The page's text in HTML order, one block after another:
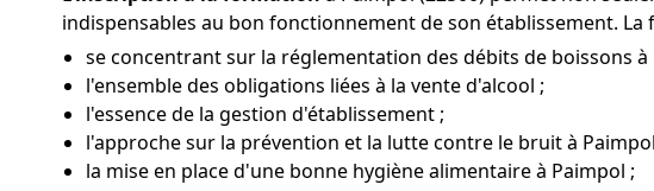
indispensables au bon fonctionnement de son établissement.
se concentrant sur la réglementation des débits de boissons à
l'ensemble des obligations liées à la vente d'alcool ;
l'essence de la gestion d'établissement ;
l'approche sur la prévention et la lutte contre le bruit à
la mise en place d'une bonne hygiène alimentaire à Paimpol ;